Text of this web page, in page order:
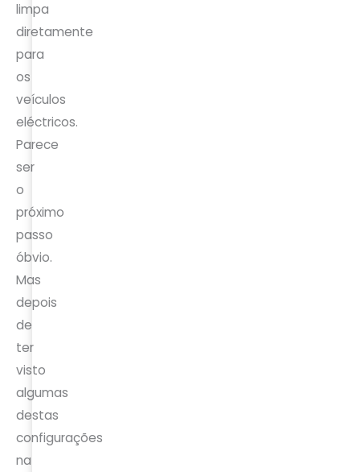
limpa
diretamente
para
os
veículos
eléctricos.
Parece
ser
o
próximo
passo
óbvio.
Mas
depois
de
ter
visto
algumas
destas
configurações
na